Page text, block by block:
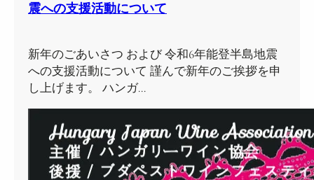
震への支援活動について
新年のごあいさつ および 令和6年能登半島地震
への支援活動について 謹んで新年のご挨拶を申
し上げます。 ハンガ…